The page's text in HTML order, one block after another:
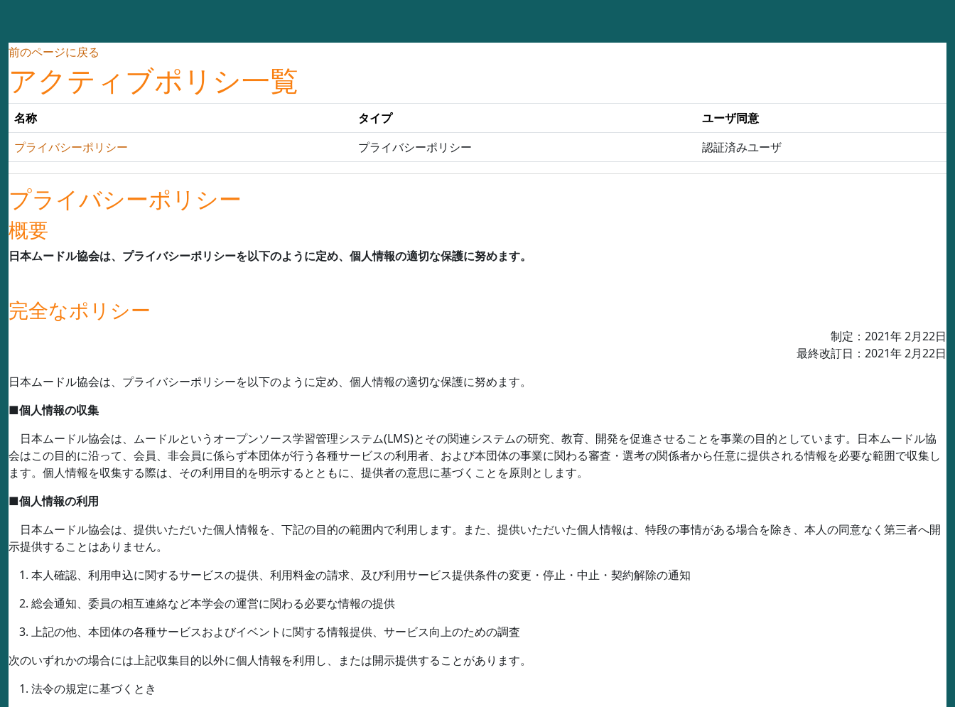
前のページに戻る
アクティブポリシ一覧
名称 タイプ
ユーザ同意
プライバシーポリシー
プライバシーポリシー 認証済みユーザ
プライバシーポリシー
概要
日本ムードル協会は、プライバシーポリシーを以下のように定め、個人情報の適切な保護に努めます。
完全なポリシー
制定： 2021年2月22日
最終改訂日： 2021年2月22日
日本ムードル協会は、プライバシーポリシーを以下のように定め、個人情報の適切な保護に努めます。
■個人情報の収集
日本ムードル協会は、ムードルというオープンソース学習管理システム(LMS)とその関連システムの研究、教育、開発を促進させることを事業の目的としています。日本ムードル協
会はこの目的に沿って、会員、非会員に係らず本団体が行う各種サービスの利用者、および本団体の事業に関わる審査・選考の関係者から任意に提供される情報を必要な範囲で収集し
ます。個人情報を収集する際は、その利用目的を明示するとともに、提供者の意思に基づくことを原則とします。
■個人情報の利用
日本ムードル協会は、提供いただいた個人情報を、下記の目的の範囲内で利用します。また、提供いただいた個人情報は、特段の事情がある場合を除き、本人の同意なく第三者へ開
示提供することはありません。
本人確認、利用申込に関するサービスの提供、利用料金の請求、及び利用サービス提供条件の変更・停止・中止・契約解除の通知
総会通知、委員の相互連絡など本学会の運営に関わる必要な情報の提供
上記の他、本団体の各種サービスおよびイベントに関する情報提供、サービス向上のための調査
次のいずれかの場合には上記収集目的以外に個人情報を利用し、または開示提供することがあります。
法令の規定に基づくとき